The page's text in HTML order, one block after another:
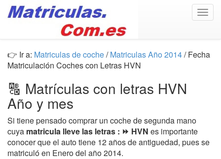
👉 Ir a: Matriculas de coche/Matriculas Año 2014/ Fecha
Matriculación Coches con Letras HVN
🔠 Matrículas con letras HVN
Año y mes
Si tiene pensado comprar un coche de segunda mano
cuya matricula lleve las letras : ⏩ HVN es importante
conocer que el auto tiene 12 años de antiguedad, pues se
matriculó en Enero del año 2014.